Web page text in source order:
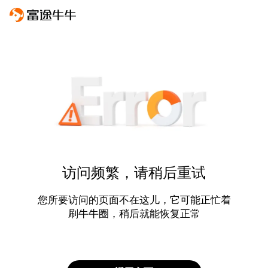
访问频繁，请稍后重试
您所要访问的页面不在这儿，它可能正忙着
刷牛牛圈，稍后就能恢复正常